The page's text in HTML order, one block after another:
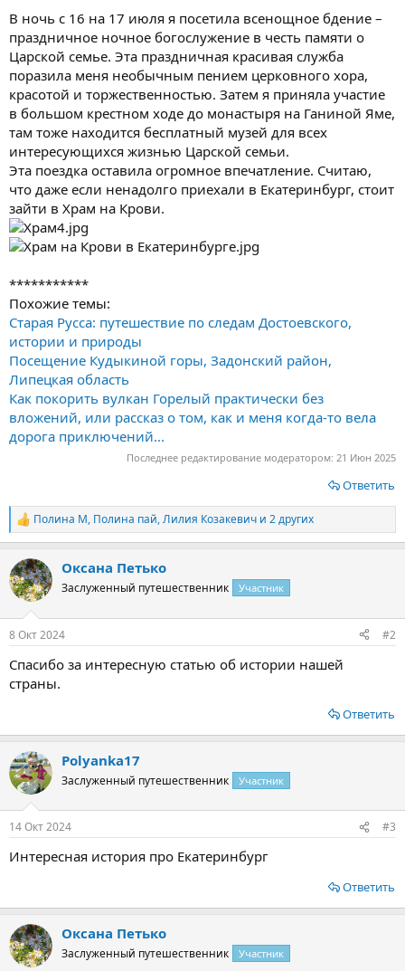
В ночь с 16 на 17 июля я посетила всенощное бдение –
праздничное ночное богослужение в честь памяти о
Царской семье. Эта праздничная красивая служба
поразила меня необычным пением церковного хора,
красотой и торжественностью. Затем я приняла участие
в большом крестном ходе до монастыря на Ганиной Яме,
там тоже находится бесплатный музей для всех
интересующихся жизнью Царской семьи.
Эта поездка оставила огромное впечатление. Считаю,
что даже если ненадолго приехали в Екатеринбург, стоит
зайти в Храм на Крови.
***********
Похожие темы:
Старая Русса: путешествие по следам Достоевского,
истории и природы
Посещение Кудыкиной горы, Задонский район,
Липецкая область
Как покорить вулкан Горелый практически без
вложений, или рассказ о том, как и меня когда-то вела
дорога приключений...
Последнее редактирование модератором: 21 Июн 2025
Ответить
Р
е
к
ц
и
Полина М, Полина пай,Лилия Козакевич и 2 других
Оксана Петько
Заслуженный путешественник Участник
8 Окт 2024 #2
Спасибо за интересную статью об истории нашей
страны.
Ответить
Polyanka17
Заслуженный путешественник Участник
14 Окт 2024 #3
Интересная история про Екатеринбург
Ответить
Оксана Петько
Заслуженный путешественник Участник